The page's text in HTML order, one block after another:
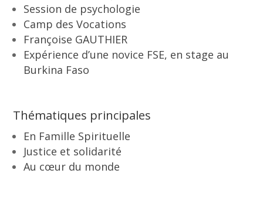
Session de psychologie
Camp des Vocations
Françoise GAUTHIER
Expérience d’une novice FSE, en stage au
Burkina Faso
Thématiques principales
En Famille Spirituelle
Justice et solidarité
Au cœur du monde